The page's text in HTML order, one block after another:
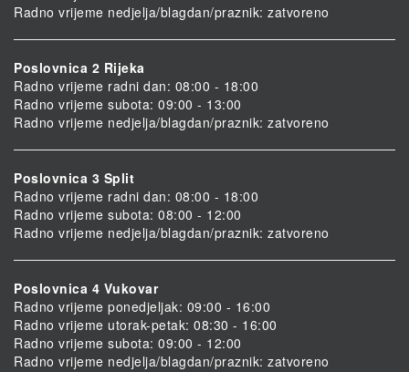
Radno vrijeme nedjelja/blagdan/praznik: zatvoreno
Poslovnica 2 Rijeka
Radno vrijeme radni dan: 08:00 - 18:00
Radno vrijeme subota: 09:00 - 13:00
Radno vrijeme nedjelja/blagdan/praznik: zatvoreno
Poslovnica 3 Split
Radno vrijeme radni dan: 08:00 - 18:00
Radno vrijeme subota: 08:00 - 12:00
Radno vrijeme nedjelja/blagdan/praznik: zatvoreno
Poslovnica 4 Vukovar
Radno vrijeme ponedjeljak: 09:00 - 16:00
Radno vrijeme utorak-petak: 08:30 - 16:00
Radno vrijeme subota: 09:00 - 12:00
Radno vrijeme nedjelja/blagdan/praznik: zatvoreno